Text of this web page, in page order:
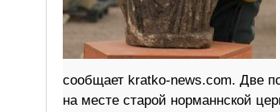
сообщает kratko-news.com. Две
на месте старой норманнской